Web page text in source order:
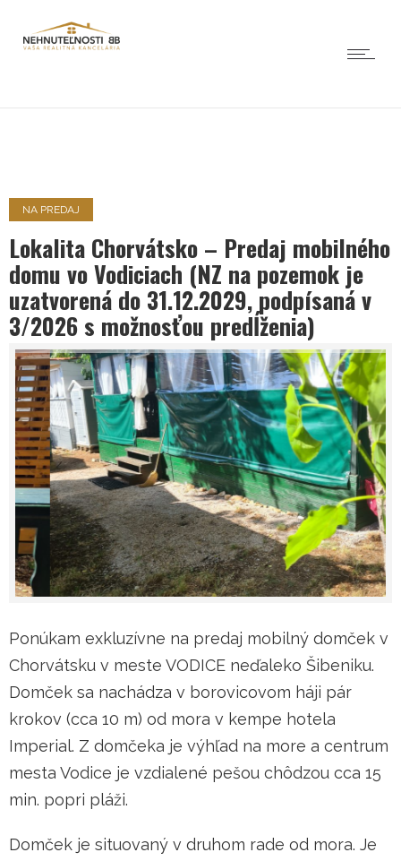
NA PREDAJ
Lokalita Chorvátsko – Predaj mobilného
domu vo Vodiciach (NZ na pozemok je
uzatvorená do 31.12.2029, podpísaná v
3/2026 s možnosťou predĺženia)
Ponúkam exkluzívne na predaj mobilný domček v
Chorvátsku v meste VODICE neďaleko Šibeniku.
Domček sa nachádza v borovicovom háji pár
krokov (cca 10 m) od mora v kempe hotela
Imperial. Z domčeka je výhľad na more a centrum
mesta Vodice je vzdialené pešou chôdzou cca 15
min. popri pláži.
Domček je situovaný v druhom rade od mora. Je